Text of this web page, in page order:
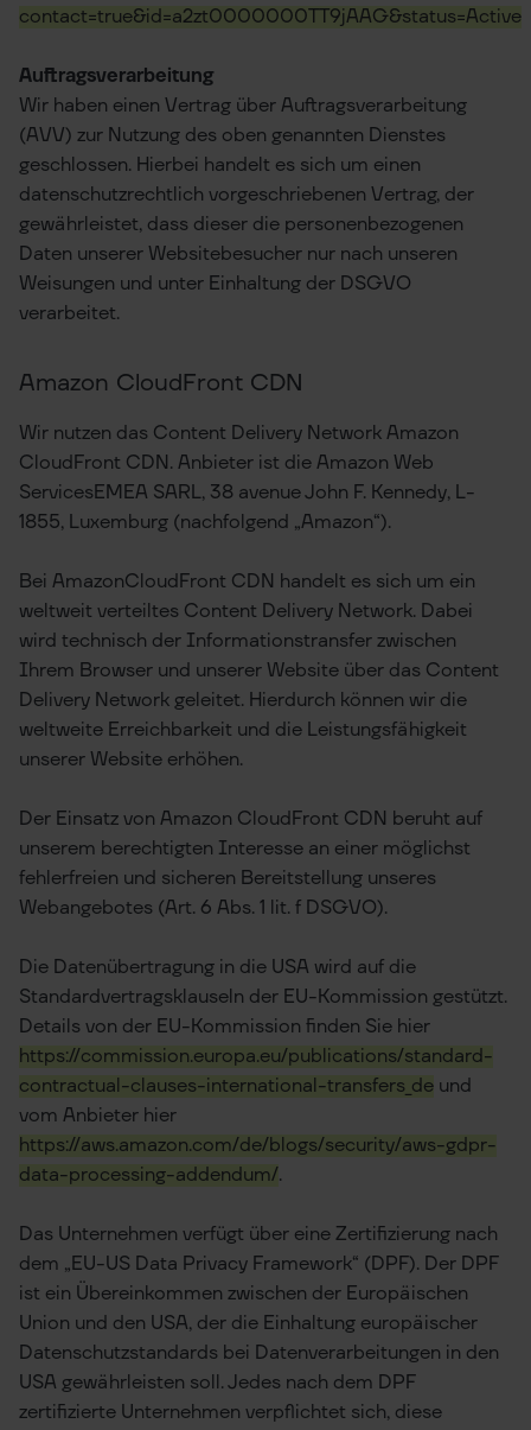
contact=true&id=a2zt0000000TT9jAAG&status=Active
Auftragsverarbeitung
Wir haben einen Vertrag über Auftragsverarbeitung
(AVV) zur Nutzung des oben genannten Dienstes
geschlossen. Hierbei handelt es sich um einen
datenschutzrechtlich vorgeschriebenen Vertrag, der
gewährleistet, dass dieser die personenbezogenen
Daten unserer Websitebesucher nur nach unseren
Weisungen und unter Einhaltung der DSGVO
verarbeitet.
Amazon CloudFront CDN
Wir nutzen das Content Delivery Network Amazon
CloudFront CDN. Anbieter ist die Amazon Web
ServicesEMEA SARL, 38 avenue John F. Kennedy, L-
1855, Luxemburg (nachfolgend „Amazon“).
Bei AmazonCloudFront CDN handelt es sich um ein
weltweit verteiltes Content Delivery Network. Dabei
wird technisch der Informationstransfer zwischen
Ihrem Browser und unserer Website über das Content
Delivery Network geleitet. Hierdurch können wir die
weltweite Erreichbarkeit und die Leistungsfähigkeit
unserer Website erhöhen.
Der Einsatz von Amazon CloudFront CDN beruht auf
unserem berechtigten Interesse an einer möglichst
fehlerfreien und sicheren Bereitstellung unseres
Webangebotes (Art. 6 Abs. 1 lit. f DSGVO).
Die Datenübertragung in die USA wird auf die
Standardvertragsklauseln der EU-Kommission gestützt.
Details von der EU-Kommission finden Sie hier
https://commission.europa.eu/publications/standard-
contractual-clauses-international-transfers_de und
vom Anbieter hier
https://aws.amazon.com/de/blogs/security/aws-gdpr-
data-processing-addendum/.
Das Unternehmen verfügt über eine Zertifizierung nach
dem „EU-US Data Privacy Framework“ (DPF). Der DPF
ist ein Übereinkommen zwischen der Europäischen
Union und den USA, der die Einhaltung europäischer
Datenschutzstandards bei Datenverarbeitungen in den
USA gewährleisten soll. Jedes nach dem DPF
zertifizierte Unternehmen verpflichtet sich, diese